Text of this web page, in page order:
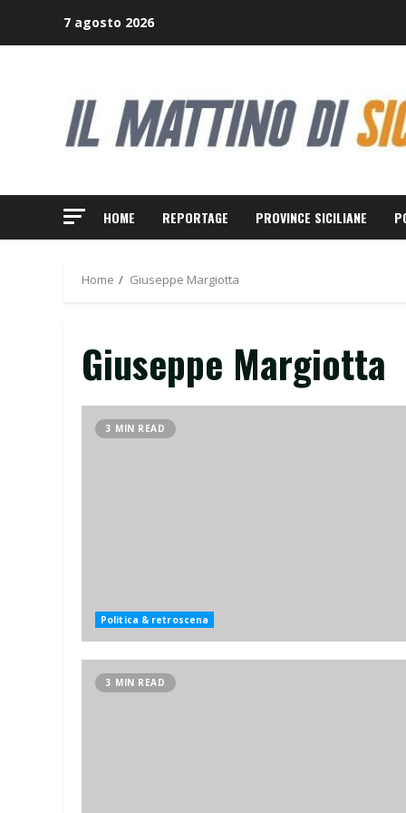
7 agosto 2026
HOME REPORTAGE PROVINCE SICILIANE
Home Giuseppe Margiotta
Giuseppe Margiotta
3 MIN READ
Politica & retroscena
3 MIN READ